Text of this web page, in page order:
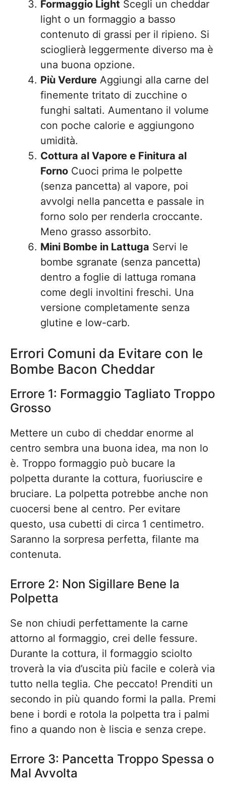
Formaggio Light Scegli un cheddar
light o un formaggio a basso
contenuto di grassi per il ripieno. Si
scioglierà leggermente diverso ma è
una buona opzione.
Più Verdure Aggiungi alla carne del
finemente tritato di zucchine o
funghi saltati. Aumentano il volume
con poche calorie e aggiungono
umidità.
Cottura al Vapore e Finitura al
Forno Cuoci prima le polpette
(senza pancetta) al vapore, poi
avvolgi nella pancetta e passale in
forno solo per renderla croccante.
Meno grasso assorbito.
Mini Bombe in Lattuga Servi le
bombe sgranate (senza pancetta)
dentro a foglie di lattuga romana
come degli involtini freschi. Una
versione completamente senza
glutine e low-carb.
Errori Comuni da Evitare con le
Bombe Bacon Cheddar
Errore 1: Formaggio Tagliato Troppo
Grosso
Mettere un cubo di cheddar enorme al
centro sembra una buona idea, ma non lo
è. Troppo formaggio può bucare la
polpetta durante la cottura, fuoriuscire e
bruciare. La polpetta potrebbe anche non
cuocersi bene al centro. Per evitare
questo, usa cubetti di circa 1 centimetro.
Saranno la sorpresa perfetta, filante ma
contenuta.
Errore 2: Non Sigillare Bene la
Polpetta
Se non chiudi perfettamente la carne
attorno al formaggio, crei delle fessure.
Durante la cottura, il formaggio sciolto
troverà la via d’uscita più facile e colerà via
tutto nella teglia. Che peccato! Prenditi un
secondo in più quando formi la palla. Premi
bene i bordi e rotola la polpetta tra i palmi
fino a quando non è liscia e senza crepe.
Errore 3: Pancetta Troppo Spessa o
Mal Avvolta